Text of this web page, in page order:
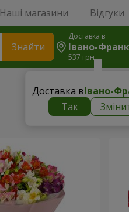
Наші магазини Відгуки
Знайти
Доставка в
Івано-
537 грн
Доставка в
Так